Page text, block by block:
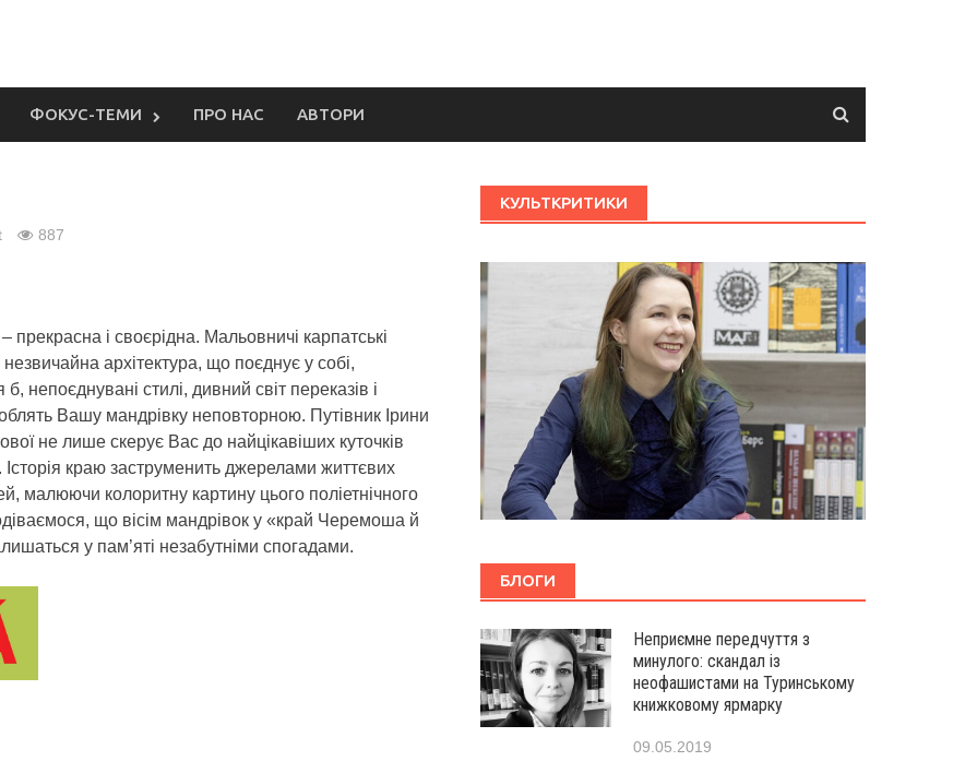
ФОКУС-ТЕМИ ПРО НАС АВТОРИ
887
прекрасна і своєрідна. Мальовничі карпатські
архітектура, що поєднує у собі,
непоєднувані стилі, дивний світ переказів і
Вашу мандрівку неповторною. Путівник Ірини
не лише скерує Вас до найцікавіших куточків
Історія краю заструменить джерелами життєвих
малюючи колоритну картину цього поліетнічного
що вісім мандрівок у «край Черемоша й
у пам’яті незабутніми спогадами.
КУЛЬТКРИТИКИ
БЛОГИ
Неприємне передчуття з
минулого: скандал із
неофашистами на Туринському
книжковому ярмарку
09.05.2019